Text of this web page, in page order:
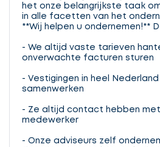
het onze belangrijkste taak
in alle facetten van het
**Wij helpen u ondernemen!**
- We altijd vaste tarieven
onverwachte facturen sturen
- Vestigingen in heel
samenwerken
- Ze altijd contact hebben
medewerker
- Onze adviseurs zelf